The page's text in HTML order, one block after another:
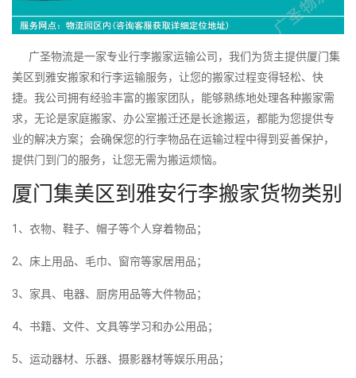
广圣物流是一家专业行李搬家运输公司，我们为货主提供厦门集
美区到雅安搬家和行李运输服务，让您的搬家过程变得轻松、快
捷。我公司拥有经验丰富的搬家团队，能够熟练地处理各种搬家需
求，无论是家庭搬家、办公室搬迁还是长途搬运，都能为您提供专
业的解决方案；会确保您的行李物品在运输过程中得到妥善保护，
提供门到门的服务，让您无需为搬运烦恼。
厦门集美区到雅安行李搬家货物类别
1、衣物、鞋子、帽子等个人穿着物品；
2、床上用品、毛巾、窗帘等家居用品；
3、家具、电器、厨房用品等大件物品；
4、书籍、文件、文具等学习和办公用品；
5、运动器材、乐器、摄影器材等娱乐用品；